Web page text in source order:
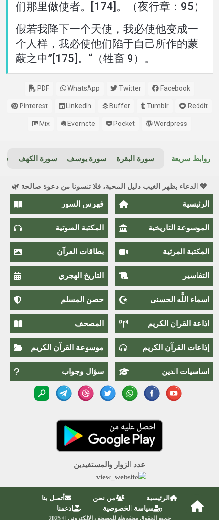
们那里做使者。[174]。（夜行章：95）
假若我降下一个天使，我必使他变成一
个人样，我必使他们陷于自己所作的蒙
蔽之中”[175]。“（牲畜 9）。
PDF WhatsApp Twitter Facebook
Pinterest LinkedIn Buffer Tumblr Reddit
Mix Evernote Pocket Wordpress
روابط سريعة سورة البقرة سورة يوسف سورة الكهف
💖 الدعاء بظهر الغيب دليل المحبة، فلا تنسونا من دعوة صالحة 🌿
الرئيسية فهرس السور
الموسوعة التاريخية المكتبة الصوتية
المكتبة المرئية بطاقات القرآن
التفاسير التاريخ الهجري
اسماء اللَّٰه الحسنى حصن المسلم
اذاعة القران الكريم المصحف
إذاعات القرآن الكريم موسوعة القرآن الكريم
اساسيات الدين سؤال وجواب
عدد الزوار والمستفيدين
الرئيسية من نحن
أتصل بنا
سياسة الخصوصية
ادعمنا
جميع الحقوق محفوظة للمصحف الإلكتروني © 2025